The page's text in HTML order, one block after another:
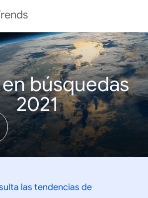
búsquedas
2021
las tendencias de